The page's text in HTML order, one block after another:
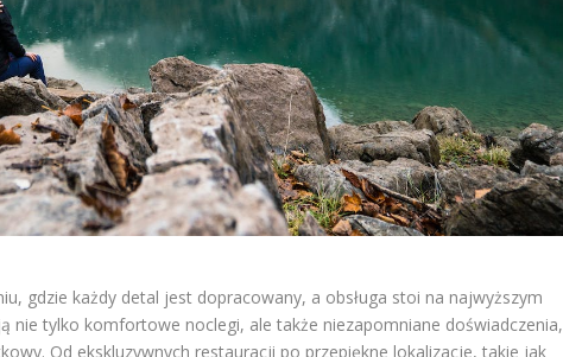
gdzie każdy detal jest dopracowany, a obsługa stoi na najwyższym
nie tylko komfortowe noclegi, ale także niezapomniane doświadczenia,
Od ekskluzywnych restauracji po przepiękne lokalizacje, takie jak